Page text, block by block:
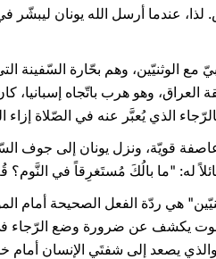
عندما أرسل الله يونان ليبشّر
مع الوثنيّين، وهم بحّارة
وهو هرب باتّجاه
بالرّجاء الذي يُعبَّر عنه في الصّلاة
له: "ما بالُكَ مُستَغرِقاً في النَّوم؟ قُمْ
هي ردّة الفعل الصحيحة أمام
يكشف عن ضرورة وضع الرّجاء في
يصعد إلى شفتَي الإنسان أمام